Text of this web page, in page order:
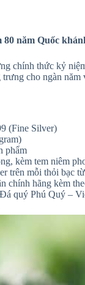
80 năm Quốc
chính thức kỷ
cho ngàn năm
(Fine Silver)
phẩm
kèm tem niêm
trên mỗi thỏi bạc
chính hãng kèm
quý Phú Quý –